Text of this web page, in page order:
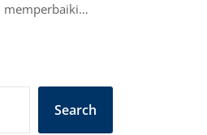
memperbaiki…
Search